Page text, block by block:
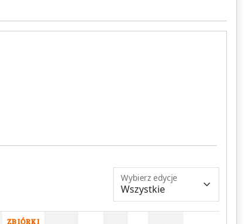
Wybierz edycje
ZBIÓRKI